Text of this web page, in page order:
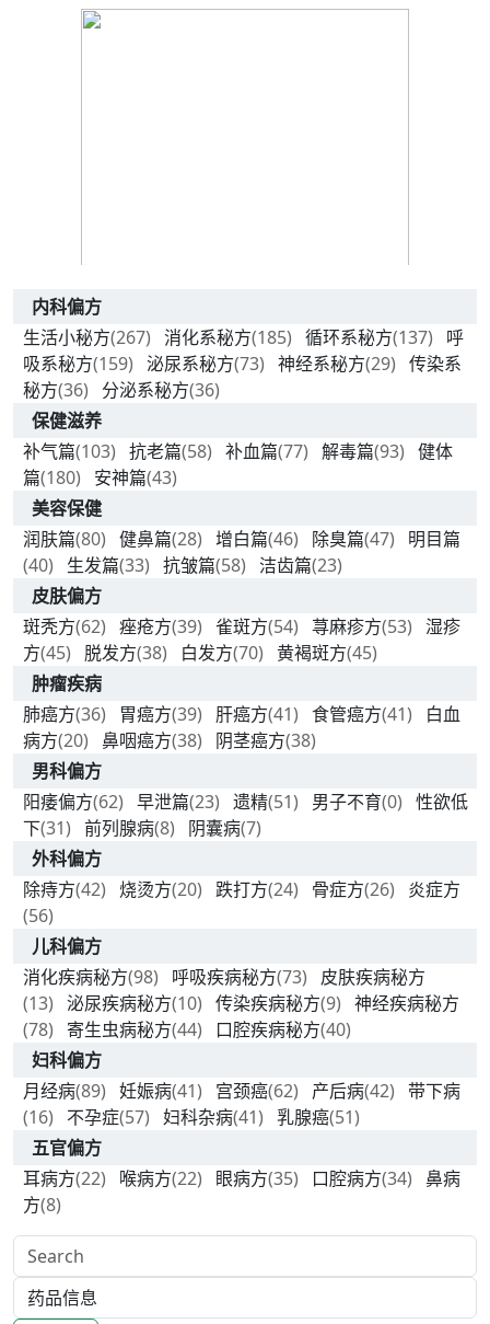
内科偏方
生活小秘方(267) 消化系秘方(185) 循环系秘方(137)
呼
吸系秘方(159) 泌尿系秘方(73) 神经系秘方(29) 传染系
秘方(36) 分泌系秘方(36)
保健滋养
补气篇(103) 抗老篇(58) 补血篇(77) 解毒篇(93) 健体
篇(180) 安神篇(43)
美容保健
润肤篇(80) 健鼻篇(28) 增白篇(46) 除臭篇(47)
明目篇
(40)
生发篇(33) 抗皱篇(58) 洁齿篇(23)
皮肤偏方
斑秃方(62) 痤疮方(39) 雀斑方(54) 荨麻疹方(53)
湿疹
方(45) 脱发方(38) 白发方(70) 黄褐斑方(45)
肿瘤疾病
肺癌方(36) 胃癌方(39) 肝癌方(41) 食管癌方(41)
白血
病方(20) 鼻咽癌方(38) 阴茎癌方(38)
男科偏方
阳痿偏方(62) 早泄篇(23) 遗精(51) 男子不育(0) 性欲低
下(31) 前列腺病(8) 阴囊病(7)
外科偏方
除痔方(42) 烧烫方(20) 跌打方(24) 骨症方(26)
炎症方
(56)
儿科偏方
消化疾病秘方(98) 呼吸疾病秘方(73)
皮肤疾病秘方
(13) 泌尿疾病秘方(10) 传染疾病秘方(9) 神经疾病秘方
(78)
寄生虫病秘方(44) 口腔疾病秘方(40)
妇科偏方
月经病(89) 妊娠病(41) 宫颈癌(62) 产后病(42) 带下病
(16)
不孕症(57) 妇科杂病(41) 乳腺癌(51)
五官偏方
耳病方(22) 喉病方(22) 眼病方(35) 口腔病方(34) 鼻病
方(8)